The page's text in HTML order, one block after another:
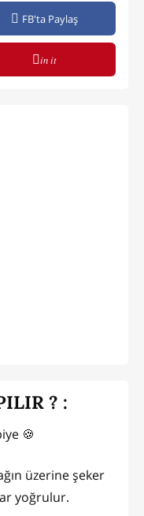
FB'ta Paylaş
in it
? :
🍪
üzerine şeker
yoğrulur.